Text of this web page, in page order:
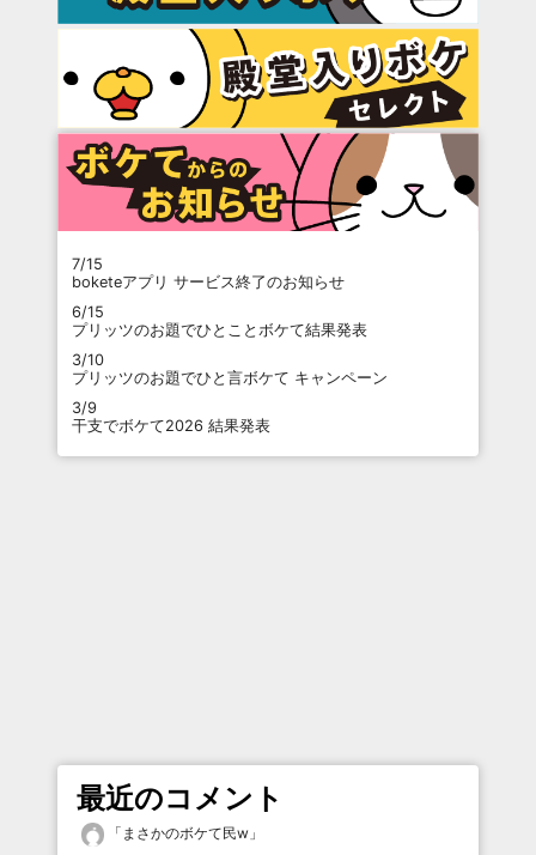
7/15
boketeアプリ サービス終了のお知らせ
6/15
プリッツのお題でひとことボケて結果発表
3/10
プリッツのお題でひと言ボケて キャンペーン
3/9
干支でボケて2026 結果発表
最近のコメント
「 まさかのボケて民w 」